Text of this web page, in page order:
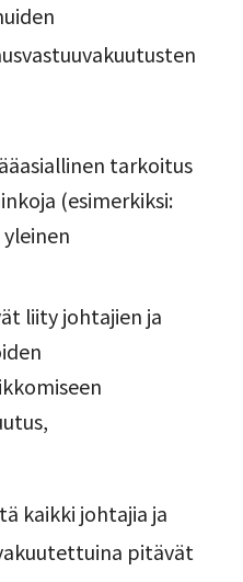
tarkoitus
(esimerkiksi:
liity johtajien ja
kaikki johtajia ja
pitävät